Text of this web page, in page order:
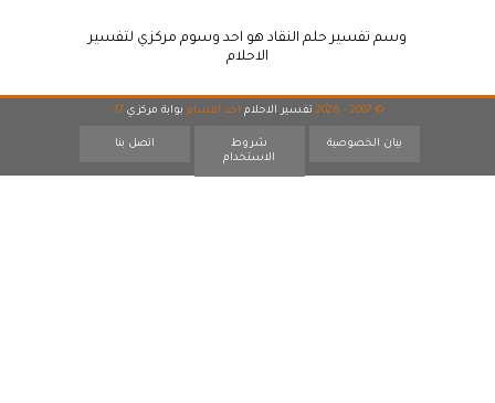
وسم تفسير حلم النقاد هو احد وسوم مركزي لتفسير
الاحلام
© 2007 - 2026 تفسير الاحلام احد اقسام بوابة مركزي 17
بيان الخصوصية
شروط
الاستخدام
اتصل بنا